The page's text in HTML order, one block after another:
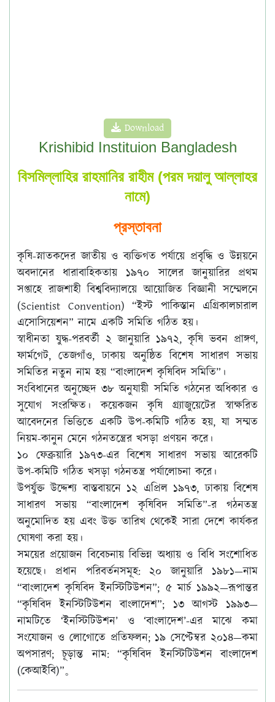
Download
Krishibid Instituion Bangladesh
বিসমিল্লাহির রাহমানির রাহীম (পরম দয়ালু আল্লাহর
নামে)
প্রস্তাবনা
কৃষি-স্নাতকদের জাতীয় ও ব্যক্তিগত পর্যায়ে প্রবৃদ্ধি ও উন্নয়নে
অবদানের ধারাবাহিকতায় ১৯৭০ সালের জানুয়ারির প্রথম
সপ্তাহে রাজশাহী বিশ্ববিদ্যালয়ে আয়োজিত বিজ্ঞানী সম্মেলনে
(Scientist Convention) “ইস্ট পাকিস্তান এগ্রিকালচারাল
এসোসিয়েশন” নামে একটি সমিতি গঠিত হয়।
স্বাধীনতা যুদ্ধ-পরবর্তী ২ জানুয়ারি ১৯৭২, কৃষি ভবন প্রাঙ্গণ,
ফার্মগেট, তেজগাঁও, ঢাকায় অনুষ্ঠিত বিশেষ সাধারণ সভায়
সমিতির নতুন নাম হয় “বাংলাদেশ কৃষিবিদ সমিতি”।
সংবিধানের অনুচ্ছেদ ৩৮ অনুযায়ী সমিতি গঠনের অধিকার ও
সুযোগ সংরক্ষিত। কয়েকজন কৃষি গ্র্যাজুয়েটের স্বাক্ষরিত
আবেদনের ভিত্তিতে একটি উপ-কমিটি গঠিত হয়, যা সম্মত
নিয়ম-কানুন মেনে গঠনতন্ত্রের খসড়া প্রণয়ন করে।
১০ ফেব্রুয়ারি ১৯৭৩-এর বিশেষ সাধারণ সভায় আরেকটি
উপ-কমিটি গঠিত খসড়া গঠনতন্ত্র পর্যালোচনা করে।
উপর্যুক্ত উদ্দেশ্য বাস্তবায়নে ১২ এপ্রিল ১৯৭৩, ঢাকায় বিশেষ
সাধারণ সভায় “বাংলাদেশ কৃষিবিদ সমিতি”-র গঠনতন্ত্র
অনুমোদিত হয় এবং উক্ত তারিখ থেকেই সারা দেশে কার্যকর
ঘোষণা করা হয়।
সময়ের প্রয়োজন বিবেচনায় বিভিন্ন অধ্যায় ও বিধি সংশোধিত
হয়েছে। প্রধান পরিবর্তনসমূহ: ২০ জানুয়ারি ১৯৮১—নাম
“বাংলাদেশ কৃষিবিদ ইনস্টিটিউশন”; ৫ মার্চ ১৯৯২—রূপান্তর
“কৃষিবিদ ইনস্টিটিউশন বাংলাদেশ”; ১৩ আগস্ট ১৯৯৩—
নামটিতে ‘ইনস্টিটিউশন’ ও ‘বাংলাদেশ’-এর মাঝে কমা
সংযোজন ও লোগোতে প্রতিফলন; ১৯ সেপ্টেম্বর ২০১৪—কমা
অপসারণ; চূড়ান্ত নাম: “কৃষিবিদ ইনস্টিটিউশন বাংলাদেশ
(কেআইবি)”。